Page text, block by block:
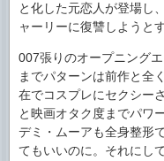
と化した元恋人が登場し
ャーリーに復讐しようと
007張りのオープニング
までパターンは前作と全
在でコスプレにセクシー
と映画オタク度までパワ
デミ・ムーアも全身整形
てもいいのに。それにし